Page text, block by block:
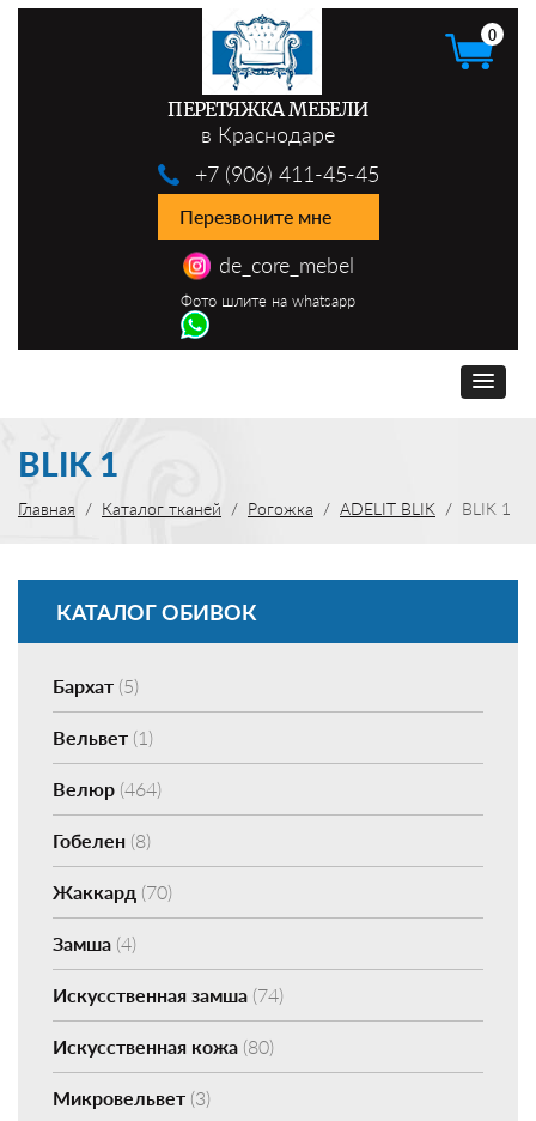
ПЕРЕТЯЖКА МЕБЕЛИ
в Краснодаре
de_core_mebel
Фото шлите на whatsapp
+7 (906) 411-45-45
Перезвоните мне
0
BLIK 1
Главная Каталог тканей Рогожка ADELIT BLIK BLIK 1
КАТАЛОГ ОБИВОК
Бархат (5)
Вельвет (1)
Велюр (464)
Гобелен (8)
Жаккард (70)
Замша (4)
Искусственная замша (74)
Искусственная кожа (80)
Микровельвет (3)